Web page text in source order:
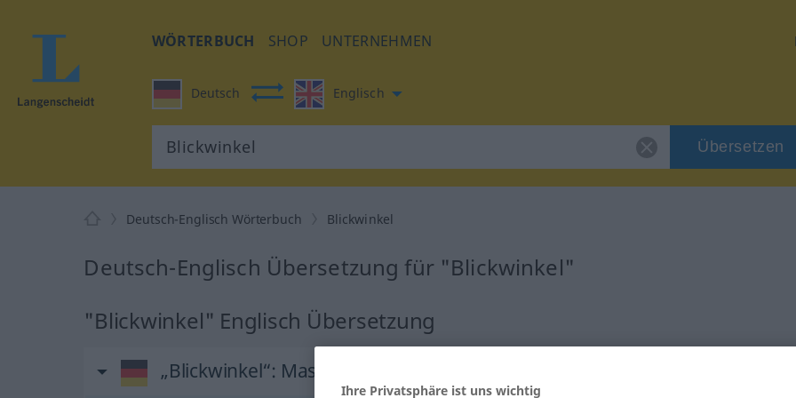
WÖRTERBUCH SHOP UNTERNEHMEN
Deutsch Englisch
Übersetzen
Deutsch-Englisch Wörterbuch Blickwinkel
Deutsch-Englisch Übersetzung für "Blickwinkel"
"Blickwinkel" Englisch Übersetzung
„Blickwinkel“: Maskulinum
Ihre Privatsphäre ist uns wichtig